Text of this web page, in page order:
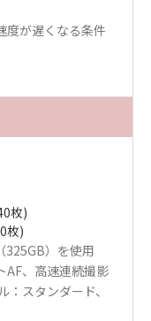
度が遅くなる条件
枚)
枚)
325GB）を使用
AF、高速連続撮影
：スタンダード、